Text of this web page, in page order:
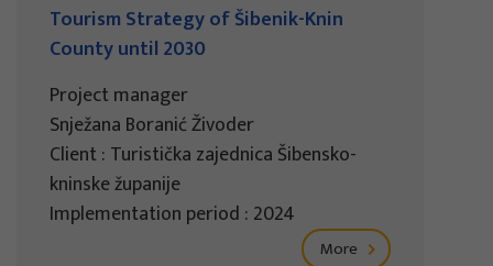
Tourism Strategy of Šibenik-Knin
County until 2030
Project manager
Snježana Boranić Živoder
Client : Turistička zajednica Šibensko-
kninske županije
Implementation period : 2024
More